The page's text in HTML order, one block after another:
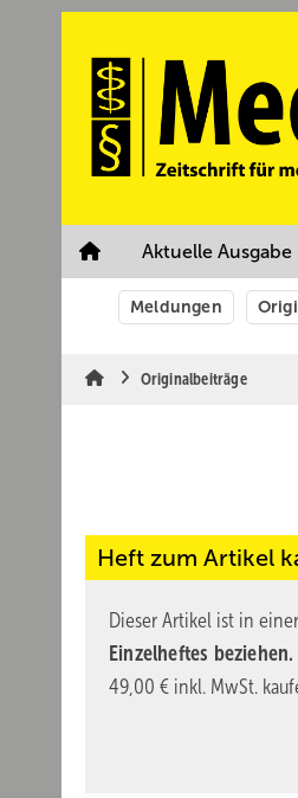
Aktuelle Ausgabe
Meldungen
Originalbeiträge
Heft zum Artikel
Dieser Artikel ist in
Einzelheftes beziehen.
49,00 € inkl. MwSt.